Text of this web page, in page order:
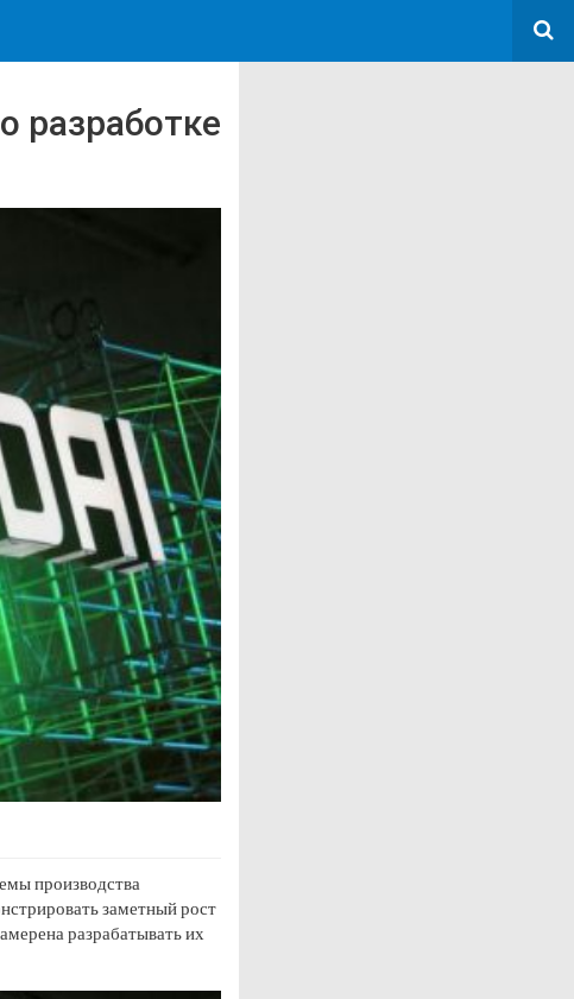
разработке
производства
заметный рост
разрабатывать их